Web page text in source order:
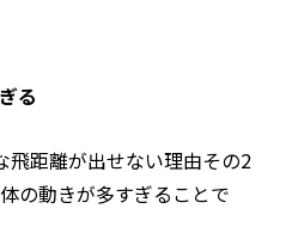
る
飛距離が出せない理由その2
の動きが多すぎることで